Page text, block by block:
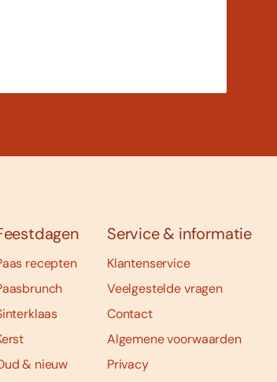
recepten
& nieuw
Service & informatie
Klantenservice
Veelgestelde vragen
Contact
Algemene voorwaarden
Privacy